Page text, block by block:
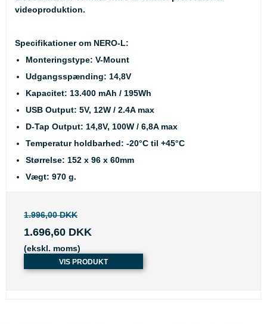
videoproduktion.
Specifikationer om NERO-L:
Monteringstype: V-Mount
Udgangsspænding: 14,8V
Kapacitet: 13.400 mAh / 195Wh
USB Output: 5V, 12W / 2.4A max
D-Tap Output: 14,8V, 100W / 6,8A max
Temperatur holdbarhed: -20°C til +45°C
Størrelse: 152 x 96 x 60mm
Vægt: 970 g.
1.996,00 DKK
1.696,60 DKK
(ekskl. moms)
VIS PRODUKT